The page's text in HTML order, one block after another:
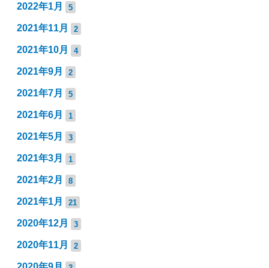
2022年1月 5
2021年11月 2
2021年10月 4
2021年9月 2
2021年7月 5
2021年6月 1
2021年5月 3
2021年3月 1
2021年2月 8
2021年1月 21
2020年12月 3
2020年11月 2